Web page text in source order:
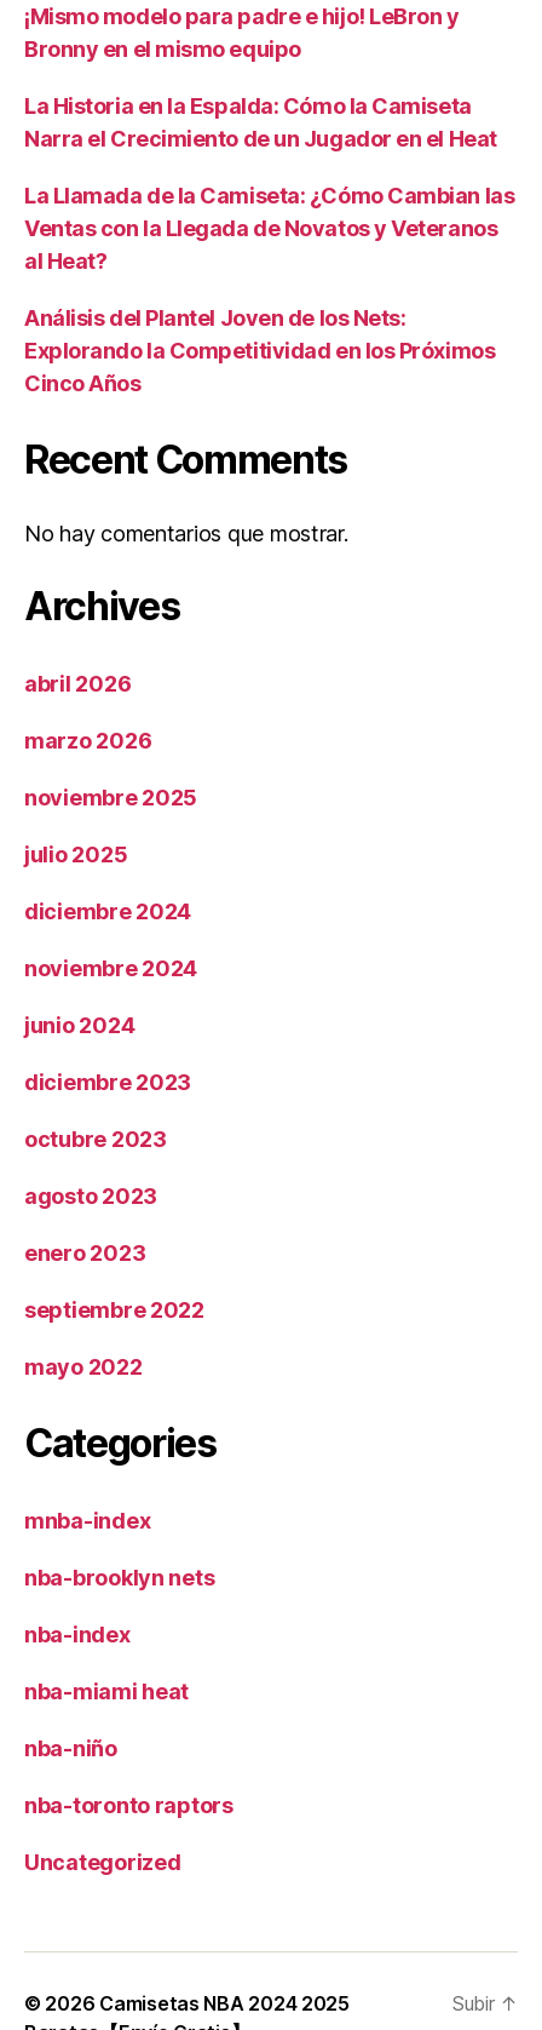
¡Mismo modelo para padre e hijo! LeBron y
Bronny en el mismo equipo
La Historia en la Espalda: Cómo la Camiseta
Narra el Crecimiento de un Jugador en el Heat
La Llamada de la Camiseta: ¿Cómo Cambian las
Ventas con la Llegada de Novatos y Veteranos
al Heat?
Análisis del Plantel Joven de los Nets:
Explorando la Competitividad en los Próximos
Cinco Años
Recent Comments
No hay comentarios que mostrar.
Archives
abril 2026
marzo 2026
noviembre 2025
julio 2025
diciembre 2024
noviembre 2024
junio 2024
diciembre 2023
octubre 2023
agosto 2023
enero 2023
septiembre 2022
mayo 2022
Categories
mnba-index
nba-brooklyn nets
nba-index
nba-miami heat
nba-niño
nba-toronto raptors
Uncategorized
© 2026 Camisetas NBA 2024 2025
Subir ↑